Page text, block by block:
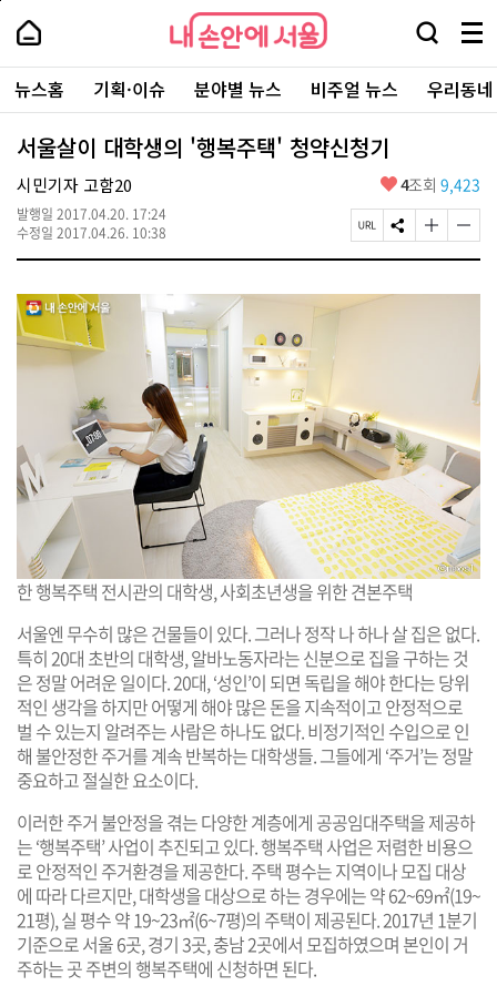
본
로
가
내
손
안
에
서
울
-
서
울
시
대
표
소
포
털
내
손
에
울
검
창
열
기
메
뉴
전
체
보
주
요
서
뉴스홈 기획·이슈 분야별 뉴스 비주얼 뉴스 우리동
서울살이 대학생의 '행복주택' 청약신청기
시민기자 고함20
발행일 2017.04.20. 17:24
수정일 2017.04.26. 10:38
좋
요
4조회 9,423
페
이
U
R
S
N
공
글
자
기
글
자
기
경
하
기
한 행복주택 전시관의 대학생, 사회초년생을 위한 견본주택
서울엔 무수히 많은 건물들이 있다. 그러나 정작 나 하나 살 집은 없다.
특히 20대 초반의 대학생, 알바노동자라는 신분으로 집을 구하는 것
은 정말 어려운 일이다. 20대, ‘성인’이 되면 독립을 해야 한다는 당위
적인 생각을 하지만 어떻게 해야 많은 돈을 지속적이고 안정적으로
벌 수 있는지 알려주는 사람은 하나도 없다. 비정기적인 수입으로 인
해 불안정한 주거를 계속 반복하는 대학생들. 그들에게 ‘주거’는 정말
중요하고 절실한 요소이다.
이러한 주거 불안정을 겪는 다양한 계층에게 공공임대주택을 제공하
는 ‘행복주택’ 사업이 추진되고 있다. 행복주택 사업은 저렴한 비용으
로 안정적인 주거환경을 제공한다. 주택 평수는 지역이나 모집 대상
에 따라 다르지만, 대학생을 대상으로 하는 경우에는 약 62~69㎡(19~
21평), 실 평수 약 19~23㎡(6~7평)의 주택이 제공된다. 2017년 1분기
기준으로 서울 6곳, 경기 3곳, 충남 2곳에서 모집하였으며 본인이 거
주하는 곳 주변의 행복주택에 신청하면 된다.
페
상
단
로